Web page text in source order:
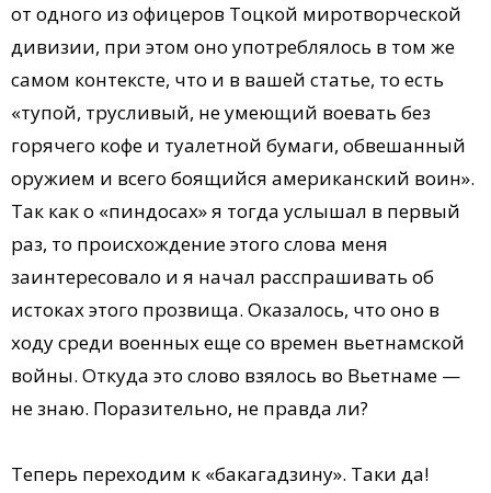
от одного из офицеров Тоцкой миротворческой
дивизии, при этом оно употреблялось в том же
самом контексте, что и в вашей статье, то есть
«тупой, трусливый, не умеющий воевать без
горячего кофе и туалетной бумаги, обвешанный
оружием и всего боящийся американский воин».
Так как о «пиндосах» я тогда услышал в первый
раз, то происхождение этого слова меня
заинтересовало и я начал расспрашивать об
истоках этого прозвища. Оказалось, что оно в
ходу среди военных еще со времен вьетнамской
войны. Откуда это слово взялось во Вьетнаме —
не знаю. Поразительно, не правда ли?
Теперь переходим к «бакагадзину». Таки да!